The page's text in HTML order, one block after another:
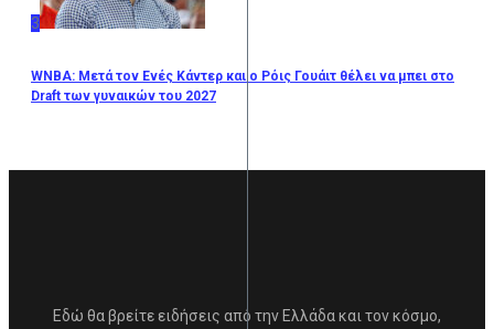
3
WNBA: Μετά τον Ενές Κάντερ και ο Ρόις Γουάιτ θέλει να μπει στο
Draft των γυναικών του 2027
Εδώ θα βρείτε ειδήσεις από την Ελλάδα και τον κόσμο,